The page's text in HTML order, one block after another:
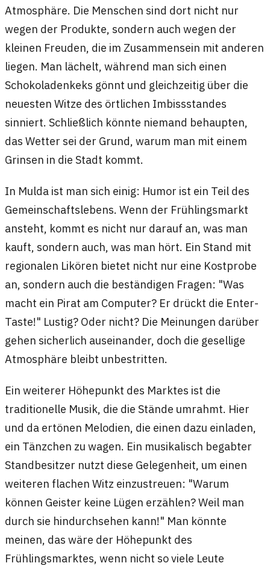
Atmosphäre. Die Menschen sind dort nicht nur
wegen der Produkte, sondern auch wegen der
kleinen Freuden, die im Zusammensein mit anderen
liegen. Man lächelt, während man sich einen
Schokoladenkeks gönnt und gleichzeitig über die
neuesten Witze des örtlichen Imbissstandes
sinniert. Schließlich könnte niemand behaupten,
das Wetter sei der Grund, warum man mit einem
Grinsen in die Stadt kommt.
In Mulda ist man sich einig: Humor ist ein Teil des
Gemeinschaftslebens. Wenn der Frühlingsmarkt
ansteht, kommt es nicht nur darauf an, was man
kauft, sondern auch, was man hört. Ein Stand mit
regionalen Likören bietet nicht nur eine Kostprobe
an, sondern auch die beständigen Fragen: "Was
macht ein Pirat am Computer? Er drückt die Enter-
Taste!" Lustig? Oder nicht? Die Meinungen darüber
gehen sicherlich auseinander, doch die gesellige
Atmosphäre bleibt unbestritten.
Ein weiterer Höhepunkt des Marktes ist die
traditionelle Musik, die die Stände umrahmt. Hier
und da ertönen Melodien, die einen dazu einladen,
ein Tänzchen zu wagen. Ein musikalisch begabter
Standbesitzer nutzt diese Gelegenheit, um einen
weiteren flachen Witz einzustreuen: "Warum
können Geister keine Lügen erzählen? Weil man
durch sie hindurchsehen kann!" Man könnte
meinen, das wäre der Höhepunkt des
Frühlingsmarktes, wenn nicht so viele Leute